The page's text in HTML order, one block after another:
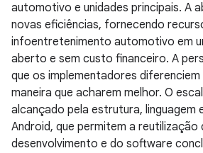
automotivo e unidades principais. A
novas eficiências, fornecendo
infoentretenimento automotivo em
aberto e sem custo financeiro. A
que os implementadores
maneira que acharem melhor. O
alcançado pela estrutura, linguagem
Android, que permitem a reutilização
desenvolvimento e do software